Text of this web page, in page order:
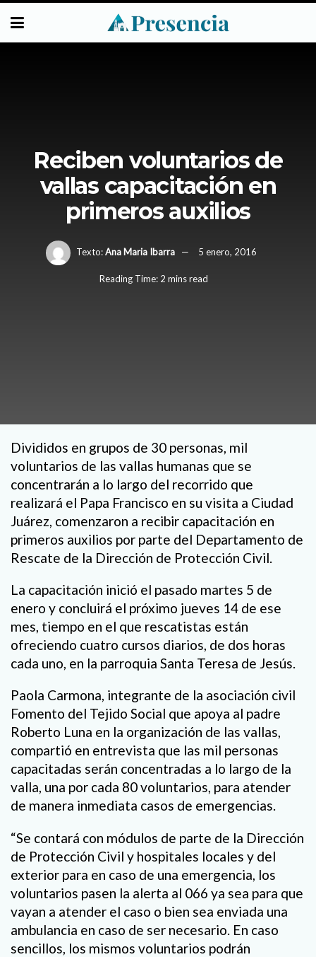
Reciben voluntarios de
vallas capacitación en
primeros auxilios
Texto:Ana Maria Ibarra 5 enero, 2016
Reading Time: 2 mins read
Divididos en grupos de 30 personas, mil
voluntarios de las vallas humanas que se
concentrarán a lo largo del recorrido que
realizará el Papa Francisco en su visita a Ciudad
Juárez, comenzaron a recibir capacitación en
primeros auxilios por parte del Departamento de
Rescate de la Dirección de Protección Civil.
La capacitación inició el pasado martes 5 de
enero y concluirá el próximo jueves 14 de ese
mes, tiempo en el que rescatistas están
ofreciendo cuatro cursos diarios, de dos horas
cada uno, en la parroquia Santa Teresa de Jesús.
Paola Carmona, integrante de la asociación civil
Fomento del Tejido Social que apoya al padre
Roberto Luna en la organización de las vallas,
compartió en entrevista que las mil personas
capacitadas serán concentradas a lo largo de la
valla, una por cada 80 voluntarios, para atender
de manera inmediata casos de emergencias.
“Se contará con módulos de parte de la Dirección
de Protección Civil y hospitales locales y del
exterior para en caso de una emergencia, los
voluntarios pasen la alerta al 066 ya sea para que
vayan a atender el caso o bien sea enviada una
ambulancia en caso de ser necesario. En caso
sencillos, los mismos voluntarios podrán